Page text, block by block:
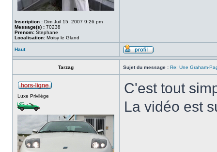
Inscription : Dim Juil 15, 2007 9:26 pm
Message(s) : 70238
Prenom: Stephane
Localisation: Moisy le Gland
Haut
Tarzag Sujet du message : Re: Une Graham-
Luxe Privilège
C'est tout
La vidéo est